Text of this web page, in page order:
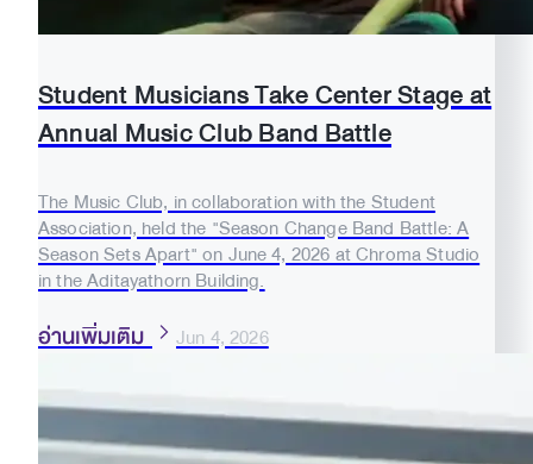
Student Musicians Take Center Stage at
Annual Music Club Band Battle
The Music Club, in collaboration with the Student
Association, held the "Season Change Band Battle: A
Season Sets Apart" on June 4, 2026 at Chroma Studio
in the Aditayathorn Building.
อ่านเพิ่มเติม Jun 4, 2026